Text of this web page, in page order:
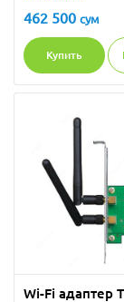
462 500 сум
Купить
Wi-Fi адаптер